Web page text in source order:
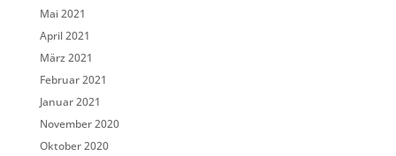
Mai 2021
April 2021
März 2021
Februar 2021
Januar 2021
November 2020
Oktober 2020